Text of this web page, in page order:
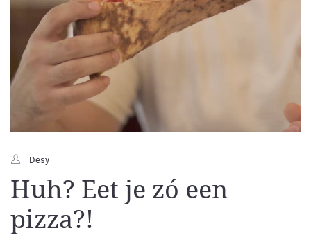
Desy
Huh? Eet je zó een
pizza?!